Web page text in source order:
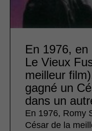
En 1976,
Le Vieux
meilleur
gagné un
dans un
En 1976, Romy
César de la